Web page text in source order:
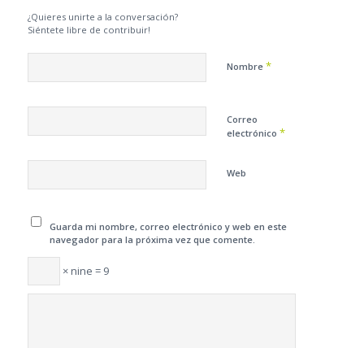
¿Quieres unirte a la conversación?
Siéntete libre de contribuir!
Nombre *
Correo
electrónico *
Web
Guarda mi nombre, correo electrónico y web en este
navegador para la próxima vez que comente.
× nine = 9